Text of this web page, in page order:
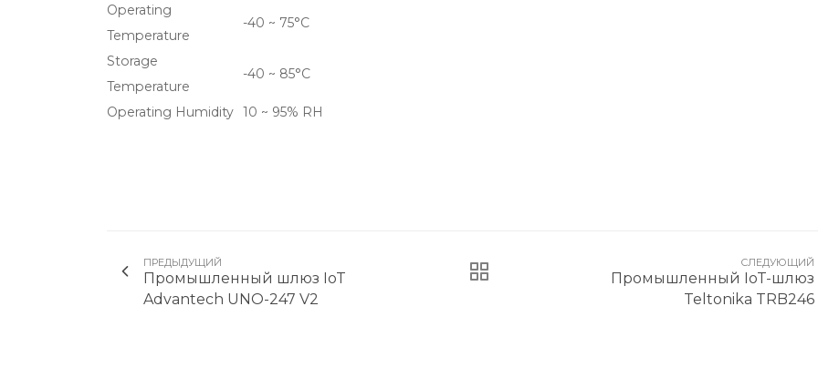
Operating
Temperature
-40 ~ 75°C
Storage
Temperature
-40 ~ 85°C
Operating Humidity 10 ~ 95% RH
ПРЕДЫДУЩИЙ
Промышленный шлюз IoT
Advantech UNO-247 V2
СЛЕДУЮЩИЙ
Промышленный IoT-шлюз
Teltonika TRB246